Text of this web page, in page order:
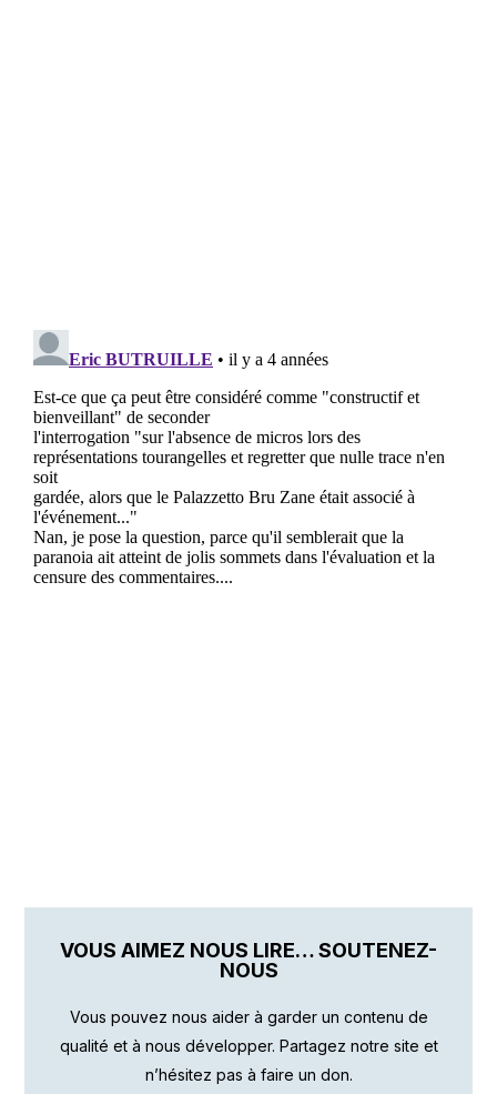
VOUS AIMEZ NOUS LIRE… SOUTENEZ-
NOUS
Vous pouvez nous aider à garder un contenu de
qualité et à nous développer. Partagez notre site et
n’hésitez pas à faire un don.